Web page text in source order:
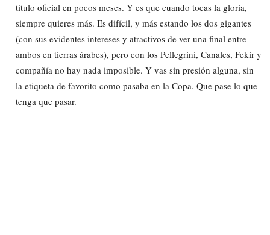
título oficial en pocos meses. Y es que cuando tocas la gloria,
siempre quieres más. Es difícil, y más estando los dos gigantes
(con sus evidentes intereses y atractivos de ver una final entre
ambos en tierras árabes), pero con los Pellegrini, Canales, Fekir y
compañía no hay nada imposible. Y vas sin presión alguna, sin
la etiqueta de favorito como pasaba en la Copa. Que pase lo que
tenga que pasar.